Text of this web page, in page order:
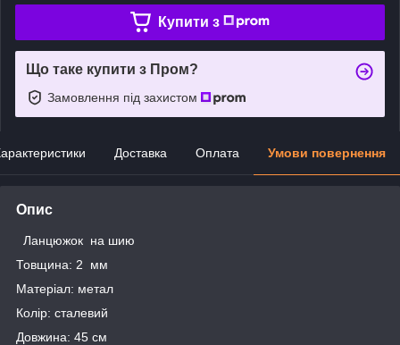
Купити з
Що таке купити з Пром?
Замовлення під захистом
Доставка Оплата Умови повернення
Опис
Ланцюжок на шию
Товщина: 2 мм
Матеріал: метал
Колір: сталевий
Довжина: 45 см